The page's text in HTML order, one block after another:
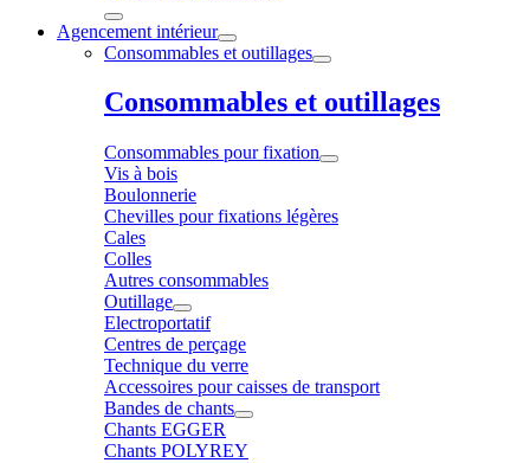
Agencement intérieur
Consommables et outillages
Consommables et outillages
Consommables pour fixation
Vis à bois
Boulonnerie
Chevilles pour fixations légères
Cales
Colles
Autres consommables
Outillage
Electroportatif
Centres de perçage
Technique du verre
Accessoires pour caisses de transport
Bandes de chants
Chants EGGER
Chants POLYREY